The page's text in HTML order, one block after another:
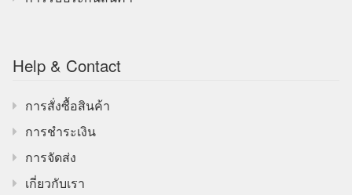
Help & Contact
การสั่งซื้อสินค้า
การชำระเงิน
การจัดส่ง
เกี่ยวกับเรา